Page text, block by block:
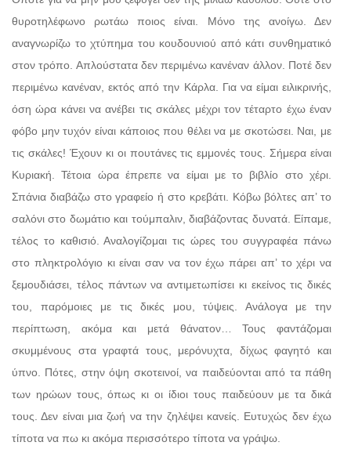
θυροτηλέφωνο ρωτάω ποιος είναι. Μόνο της ανοίγω. Δεν
αναγνωρίζω το χτύπημα του κουδουνιού από κάτι συνθηματικό
στον τρόπο. Απλούστατα δεν περιμένω κανέναν άλλον. Ποτέ δεν
περιμένω κανέναν, εκτός από την Κάρλα. Για να είμαι ειλικρινής,
όση ώρα κάνει να ανέβει τις σκάλες μέχρι τον τέταρτο έχω έναν
φόβο μην τυχόν είναι κάποιος που θέλει να με σκοτώσει. Ναι, με
τις σκάλες! Έχουν κι οι πουτάνες τις εμμονές τους. Σήμερα είναι
Κυριακή. Τέτοια ώρα έπρεπε να είμαι με το βιβλίο στο χέρι.
Σπάνια διαβάζω στο γραφείο ή στο κρεβάτι. Κόβω βόλτες απ’ το
σαλόνι στο δωμάτιο και τούμπαλιν, διαβάζοντας δυνατά. Είπαμε,
τέλος το καθισιό. Αναλογίζομαι τις ώρες του συγγραφέα πάνω
στο πληκτρολόγιο κι είναι σαν να τον έχω πάρει απ’ το χέρι να
ξεμουδιάσει, τέλος πάντων να αντιμετωπίσει κι εκείνος τις δικές
του, παρόμοιες με τις δικές μου, τύψεις. Ανάλογα με την
περίπτωση, ακόμα και μετά θάνατον… Τους φαντάζομαι
σκυμμένους στα γραφτά τους, μερόνυχτα, δίχως φαγητό και
ύπνο. Πότες, στην όψη σκοτεινοί, να παιδεύονται από τα πάθη
των ηρώων τους, όπως κι οι ίδιοι τους παιδεύουν με τα δικά
τους. Δεν είναι μια ζωή να την ζηλέψει κανείς. Ευτυχώς δεν έχω
τίποτα να πω κι ακόμα περισσότερο τίποτα να γράψω.